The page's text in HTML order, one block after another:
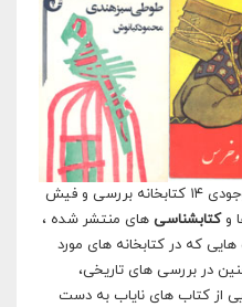
برای تهیه این کتاب شناسی ابتدا موجودی ۱۴ کتابخانه بررسی و فیش
وکتابشناسی های منتشر شده ،
که در کتابخانه های مورد
در بررسی های تاریخی،
از کتاب های نایاب به دست